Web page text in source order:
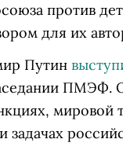
против
для их
Путин
ПМЭФ.
мировой
задачах